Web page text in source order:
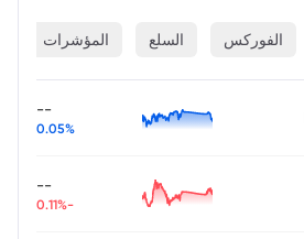
الفوركس السلع المؤشرات
--
0.05%
--
-0.11%